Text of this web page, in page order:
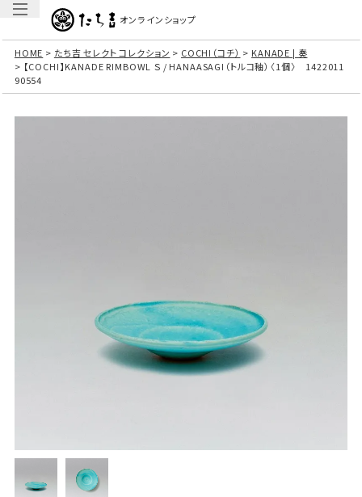
オンラインショップ
HOME たち吉 セレクト コレクション COCHI（コチ）
KANADE | 奏
【COCHI】KANADE RIMBOWL Ｓ / HANAASAGI（トルコ釉）〈1個〉 1422011
90554